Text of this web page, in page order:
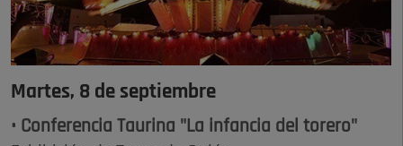
Martes, 8 de septiembre
• Conferencia Taurina "La infancia del torero"